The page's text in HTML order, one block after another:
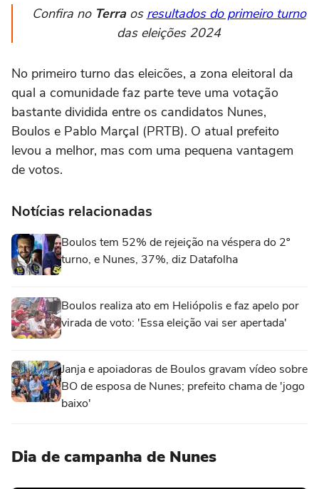
Confira no Terraos resultados do primeiro turno
das eleições 2024
No primeiro turno das eleicões, a zona eleitoral da
qual a comunidade faz parte teve uma votação
bastante dividida entre os candidatos Nunes,
Boulos e Pablo Marçal (PRTB). O atual prefeito
levou a melhor, mas com uma pequena vantagem
de votos.
Notícias relacionadas
Boulos tem 52% de rejeição na véspera do 2º
turno, e Nunes, 37%, diz Datafolha
Boulos realiza ato em Heliópolis e faz apelo por
virada de voto: 'Essa eleição vai ser apertada'
Janja e apoiadoras de Boulos gravam vídeo sobre
BO de esposa de Nunes; prefeito chama de 'jogo
baixo'
Dia de campanha de Nunes